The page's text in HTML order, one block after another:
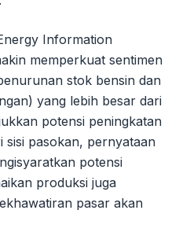
Information
memperkuat sentimen
stok bensin dan
yang lebih besar dari
potensi peningkatan
sisi pasokan, pernyataan
potensi
produksi juga
pasar akan